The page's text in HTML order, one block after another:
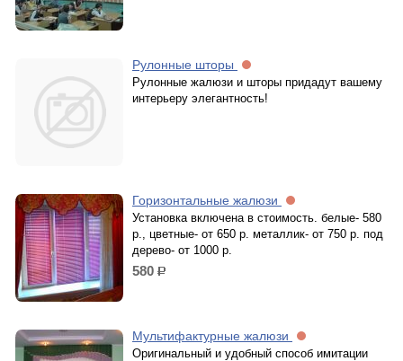
Рулонные шторы
Рулонные жалюзи и шторы придадут вашему
интерьеру элегантность!
Горизонтальные жалюзи
Установка включена в стоимость. белые- 580
р., цветные- от 650 р. металлик- от 750 р. под
дерево- от 1000 р.
580 р.
Мультифактурные жалюзи
Оригинальный и удобный способ имитации